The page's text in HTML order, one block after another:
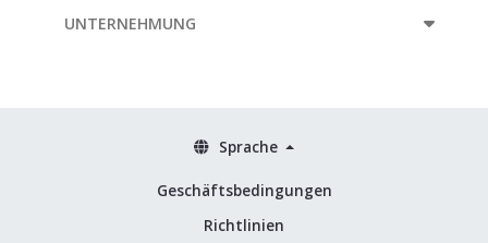
UNTERNEHMUNG
Geschäftsbedingungen
Richtlinien
Sprache